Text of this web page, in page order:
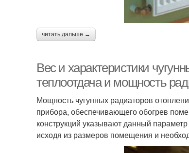
читать дальше →
Вес и характеристики
теплоотдача и мощность
Мощность чугунных радиаторов
прибора, обеспечивающего обогрев
конструкций указывают данный
исходя из размеров помещения и